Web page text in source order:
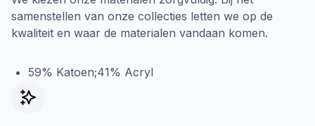
samenstellen van onze collecties letten we op de
kwaliteit en waar de materialen vandaan komen.
59% Katoen;41% Acryl